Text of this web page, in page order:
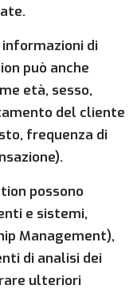
di
può anche
età, sesso,
del cliente
frequenza di
possono
e sistemi,
Management),
di analisi dei
ulteriori